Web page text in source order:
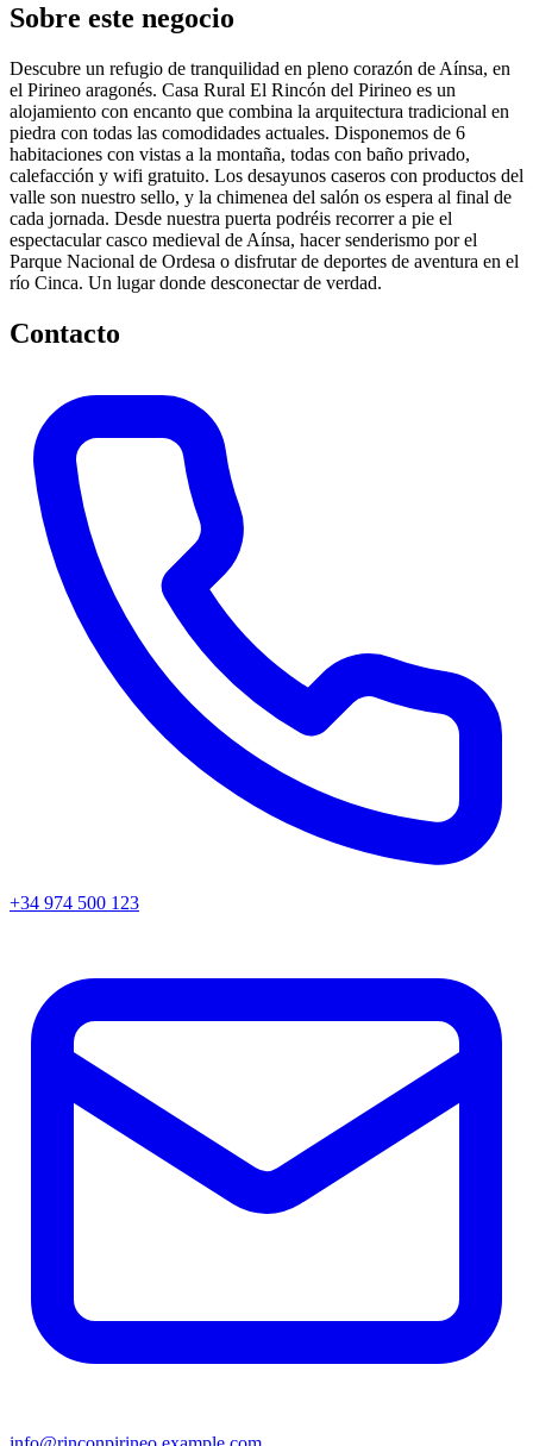
Sobre este negocio
Descubre un refugio de tranquilidad en pleno corazón de Aínsa, en
el Pirineo aragonés. Casa Rural El Rincón del Pirineo es un
alojamiento con encanto que combina la arquitectura tradicional en
piedra con todas las comodidades actuales. Disponemos de 6
habitaciones con vistas a la montaña, todas con baño privado,
calefacción y wifi gratuito. Los desayunos caseros con productos del
valle son nuestro sello, y la chimenea del salón os espera al final de
cada jornada. Desde nuestra puerta podréis recorrer a pie el
espectacular casco medieval de Aínsa, hacer senderismo por el
Parque Nacional de Ordesa o disfrutar de deportes de aventura en el
río Cinca. Un lugar donde desconectar de verdad.
Contacto
+34 974 500 123